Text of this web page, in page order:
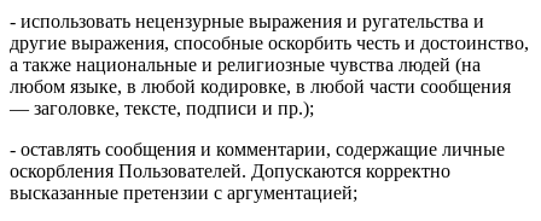
- использовать нецензурные выражения и ругательства и
другие выражения, способные оскорбить честь и достоинство,
а также национальные и религиозные чувства людей (на
любом языке, в любой кодировке, в любой части сообщения
— заголовке, тексте, подписи и пр.);
- оставлять сообщения и комментарии, содержащие личные
оскорбления Пользователей. Допускаются корректно
высказанные претензии с аргументацией;